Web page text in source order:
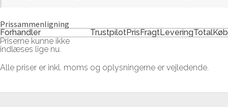
Prissammenligning
Forhandler TrustpilotPrisFragtLeveringTotalKøb
Priserne kunne ikke
indlæses lige nu.
Alle priser er inkl. moms og oplysningerne er vejledende.